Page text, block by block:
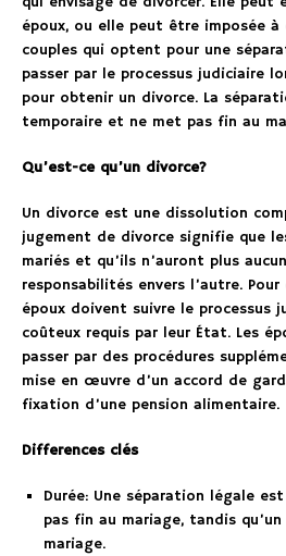
époux, ou elle peut être imposée à
couples qui optent pour une
passer par le processus judiciaire
pour obtenir un divorce. La
temporaire et ne met pas fin au
Qu’est-ce qu’un divorce?
Un divorce est une dissolution
jugement de divorce signifie que
mariés et qu’ils n’auront plus
responsabilités envers l’autre.
époux doivent suivre le processus
coûteux requis par leur État. Les
passer par des procédures
mise en œuvre d’un accord de
fixation d’une pension alimentaire.
Differences clés
Durée: Une séparation légale
pas fin au mariage, tandis
mariage.